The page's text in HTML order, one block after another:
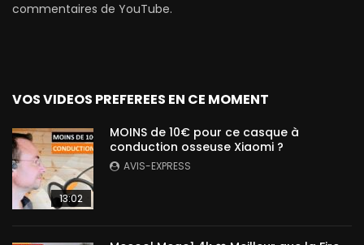
commentaires de YouTube.
VOS VIDEOS PREFEREES EN CE MOMENT
13:02
MOINS de 10€ pour ce casque à
conduction osseuse Xiaomi ?
AVIS-EXPRESS